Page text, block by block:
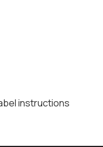
instructions